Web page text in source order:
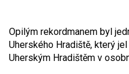
Opilým rekordmanem byl
Uherského Hradiště, který
Uherským Hradištěm v